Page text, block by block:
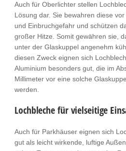
Auch für Oberlichter stellen
Lösung dar. Sie bewahren diese
und Einbruchgefahr und schützen
großer Hitze. Somit gewähren sie,
unter der Glaskuppel angenehm
diesen Zweck eignen sich
Aluminium besonders gut, die im
Millimeter vor eine solche
werden.
Lochbleche für vielseitige
Auch für Parkhäuser eignen sich
gut als leicht wirkende, luftige